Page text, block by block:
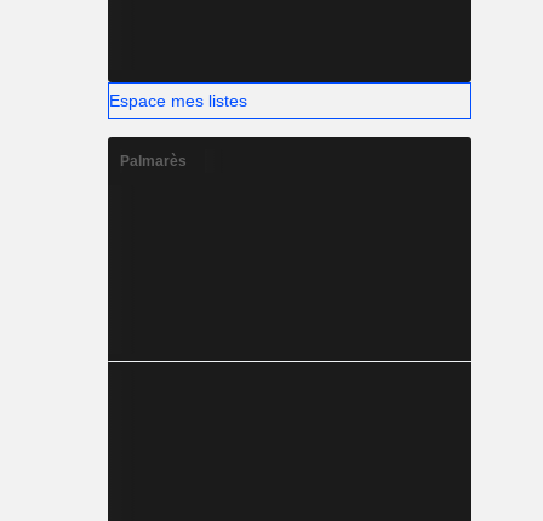
Espace mes listes
Palmarès